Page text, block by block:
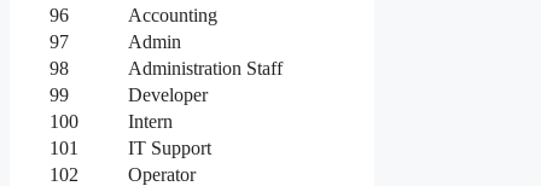
96
Accounting
97
Admin
98
Administration Staff
99
Developer
100
Intern
101
IT Support
102
Operator